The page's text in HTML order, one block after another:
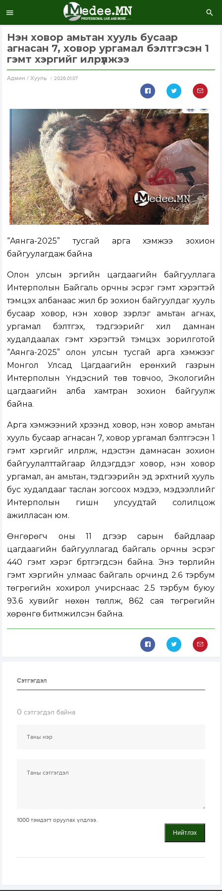
Нэн ховор амьтан хууль бусаар
агнасан 7, ховор ургамал бэлтгэсэн 1
гэмт хэргийг илрүүлжээ
Aдмин / Хууль 2026.01.07
“Аянга-2025” тусгай арга хэмжээ зохион
байгуулагдаж байна
Олон улсын эрүүгийн цагдаагийн байгууллага
Интерполын Байгаль орчны эсрэг гэмт хэрэгтэй
тэмцэх албанаас жил бүр зохион байгуулдаг хууль
бусаар ховор, нэн ховор зэрлэг амьтан агнах,
ургамал бэлтгэх, тэдгээрийг хил дамнан
худалдаалах гэмт хэрэгтэй тэмцэх зорилготой
“Аянга-2025” олон улсын тусгай арга хэмжээг
Монгол Улсад Цагдаагийн ерөнхий газрын
Интерполын Үндэсний төв товчоо, Экологийн
цагдаагийн алба хамтран зохион байгуулж
байна.
Арга хэмжээний хүрээнд ховор, нэн ховор амьтан
хууль бусаар агнасан 7, ховор ургамал бэлтгэсэн 1
гэмт хэргийг илрүүлж, үндэстэн дамнасан зохион
байгуулалттайгаар үйлдэгддэг ховор, нэн ховор
ургамал, ан амьтан, тэдгээрийн эд эрхтний хууль
бус худалдааг таслан зогсоох мэдээ, мэдээллийг
Интерполын гишүүн улсуудтай солилцож
ажилласан юм.
Өнгөрөгч оны 11 дүгээр сарын байдлаар
цагдаагийн байгууллагад байгаль орчны эсрэг
440 гэмт хэрэг бүртгэгдсэн байна. Энэ төрлийн
гэмт хэргийн улмаас байгаль орчинд 2.6 тэрбум
төгрөгийн хохирол учирснаас 2.5 тэрбум буюу
93.6 хувийг нөхөн төлүүлж, 862 сая төгрөгийн
хөрөнгө битүүмжилсэн байна.
Сэтгэгдэл
0 сэтгэгдэл байна
1000 тэмдэгт оруулах үлдлээ.
Нийтлэх